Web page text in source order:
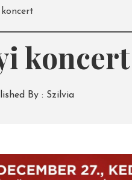
koncert
By : Szilvia